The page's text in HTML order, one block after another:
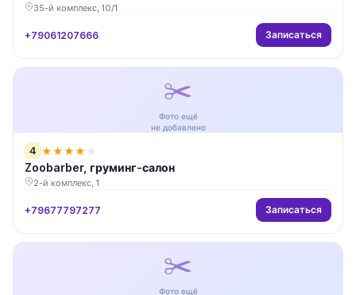
35-й комплекс, 10/1
+79061207666 Записаться
✂️
Фото ещё
не добавлено
4 ★★★★ ★
Zoobarber, груминг-салон
2-й комплекс, 1
+79677797277 Записаться
✂️
Фото ещё